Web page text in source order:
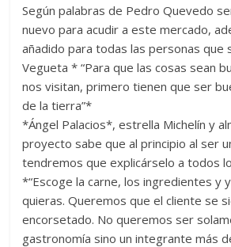
Según palabras de Pedro Quevedo
nuevo para acudir a este mercado,
añadido para todas las personas que
Vegueta * “Para que las cosas sean
nos visitan, primero tienen que ser
de la tierra”*
*Ángel Palacios*, estrella Michelín y
proyecto sabe que al principio al ser
tendremos que explicárselo a todos
*“Escoge la carne, los ingredientes y
quieras. Queremos que el cliente se
encorsetado. No queremos ser
gastronomía sino un integrante más